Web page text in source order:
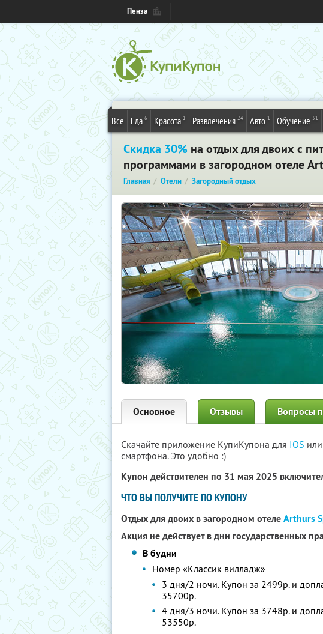
Пенза
Все Еда 6 Красота 1 Развлечения 24 Авто 1 Обучение 31
Скидка 30% на отдых для двоих с
программами в загородном отеле
Главная Отели Загородный отдых
Основное Отзывы Вопросы
Скачайте приложение КупиКупона для IOS или
смартфона. Это удобно :)
Купон действителен по 31 мая 2025
ЧТО ВЫ ПОЛУЧИТЕ ПО КУПОНУ
Отдых для двоих в загородном отелеArthurs
Акция не действует в дни государственных
В будни
Номер «Классик вилладж»
3 дня/2 ночи. Купон за 2499р. и
35700р.
4 дня/3 ночи. Купон за 3748р. и
53550р.